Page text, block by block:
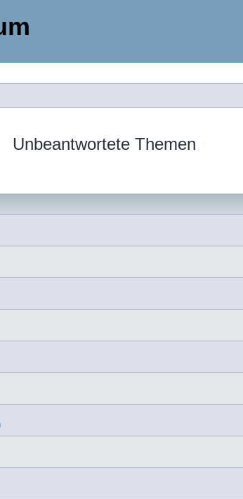
Unbeantwortete Themen